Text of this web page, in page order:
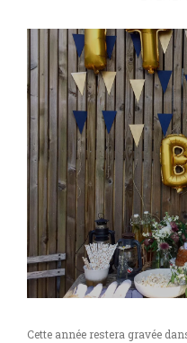
Cette année restera gravée